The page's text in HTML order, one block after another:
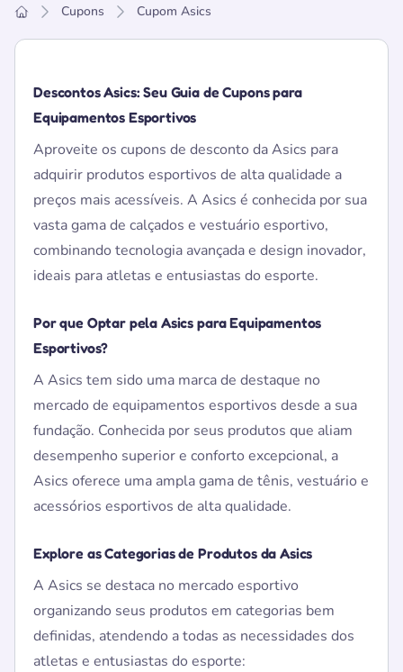
Cupons Cupom Asics
Descontos Asics: Seu Guia de Cupons para
Equipamentos Esportivos
Aproveite os cupons de desconto da Asics para
adquirir produtos esportivos de alta qualidade a
preços mais acessíveis. A Asics é conhecida por sua
vasta gama de calçados e vestuário esportivo,
combinando tecnologia avançada e design inovador,
ideais para atletas e entusiastas do esporte.
Por que Optar pela Asics para Equipamentos
Esportivos?
A Asics tem sido uma marca de destaque no
mercado de equipamentos esportivos desde a sua
fundação. Conhecida por seus produtos que aliam
desempenho superior e conforto excepcional, a
Asics oferece uma ampla gama de tênis, vestuário e
acessórios esportivos de alta qualidade.
Explore as Categorias de Produtos da Asics
A Asics se destaca no mercado esportivo
organizando seus produtos em categorias bem
definidas, atendendo a todas as necessidades dos
atletas e entusiastas do esporte: